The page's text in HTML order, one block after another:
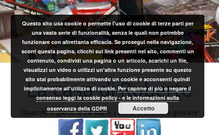
Salta
al
contenuto
La casa di Roberto
Quando il gioco si fa duro, i sardi iniziano a giocare
Questo sito usa cookie o permette l'uso di cookie di terze parti per
una vasta serie di funzionalità, senza le quali non potrebbe
funzionare con altrettanta efficacia. Se prosegui nella navigazione,
scorri questa pagina, clicchi sui link presenti nel sito, commenti un
contenuto, condividi una pagina o un articolo, scarichi un file,
visualizzi un video o utilizzi un'altra funzione presente su questo
sito stai probabilmente attivando un cookie e acconsenti quindi
implicitamente all'utilizzo di cookie.Per capirne di più o negare il
consenso leggi la cookie policy - e le informazioni sulla
osservanza della GDPR
Accetto